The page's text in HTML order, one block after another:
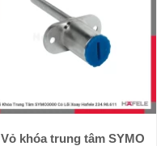
Vỏ khóa trung tâm SYMO